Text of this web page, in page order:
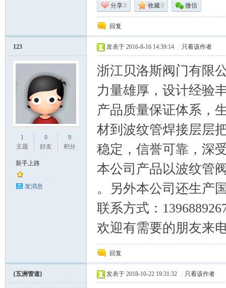
门
分享0 收藏0 微信
回复
123
1
主题
0
好友
9
积分
新手上路
发消息
发表于 2016-8-16 14:39:14 只看该作者
浙江贝洛斯阀门有限
力量雄厚，设计经验
产品质量保证体系，
材到波纹管焊接层层
稳定，信誉可靠，深
本公司产品以波纹管
。另外本公司还生产
联系方式：
欢迎有需要的朋友来
回复
{五洲管道} 发表于 2018-10-22 19:31:32 只看该作者